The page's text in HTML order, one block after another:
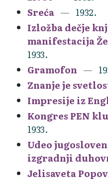
Sreća
1932.
Izložba dečje
manifestacija
1933.
Gramofon
Znanje je
Impresije iz
Kongres PEN
1933.
Udeo
izgradnji
Jelisaveta